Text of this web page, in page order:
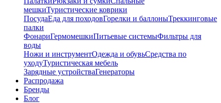
мешкиТуристические коврики
ПосудаЕда для походовГорелки и баллоныТреккинговые
палки
ФонариГермомешкиПитьевые системыФильтры для
воды
Ножи и инструментОдежда и обувьСредства по
уходуТуристическая мебель
Зарядные устройстваГенераторы
Распродажа
Бренды
Блог